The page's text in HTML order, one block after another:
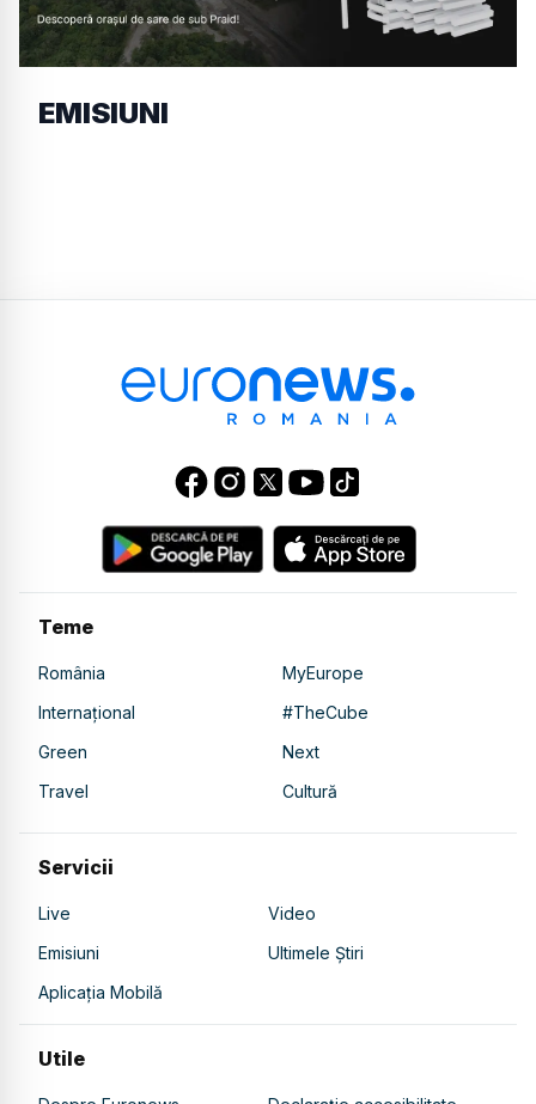
EMISIUNI
Teme
România
MyEurope
Internațional
#TheCube
Green
Next
Travel
Cultură
Servicii
Live
Video
Emisiuni
Ultimele Știri
Aplicația Mobilă
Utile